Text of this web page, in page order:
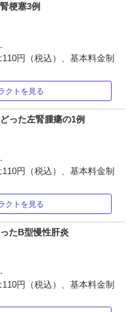
梗塞3例
円（税込）、基本料金制
クトを見る
った左腎腫瘍の1例
円（税込）、基本料金制
クトを見る
たB型慢性肝炎
円（税込）、基本料金制